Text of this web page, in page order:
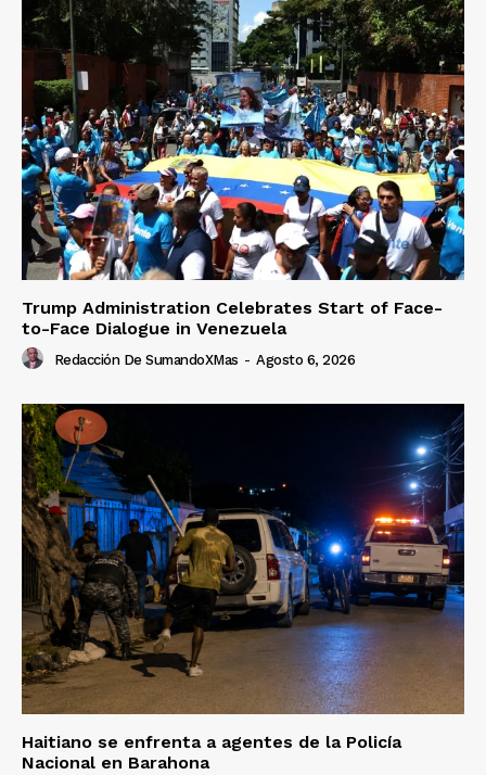
Trump Administration Celebrates Start of Face-
to-Face Dialogue in Venezuela
Redacción De SumandoXMas - Agosto 6, 2026
Haitiano se enfrenta a agentes de la Policía
Nacional en Barahona